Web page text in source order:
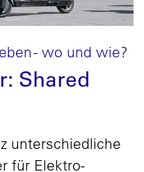
- wo und wie?
Shared
unterschiedliche
für Elektro-